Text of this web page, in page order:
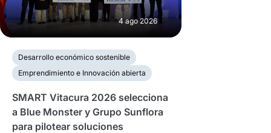
4 ago 2026
Desarrollo económico sostenible
Emprendimiento e Innovación abierta
SMART Vitacura 2026 selecciona
a Blue Monster y Grupo Sunflora
para pilotear soluciones